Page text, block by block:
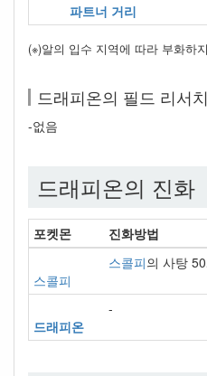
파트너 거리
(※)알의 입수 지역에 따라 부화하
드래피온의 필드 리서
-없음
드래피온의 진화
포켓몬 진화방법
스콜피
스콜피의 사탕
드래피온
-